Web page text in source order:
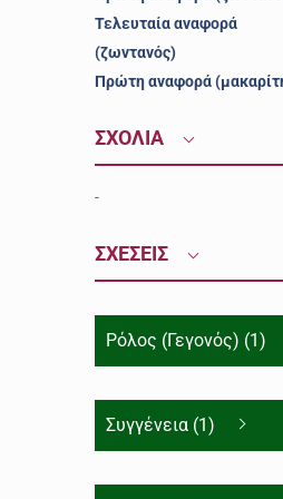
Τελευταία αναφορά
(ζωντανός)
Πρώτη αναφορά
ΣΧΟΛΙΑ
-
ΣΧΕΣΕΙΣ
Ρόλος (Γεγονός) (1)
Συγγένεια (1)